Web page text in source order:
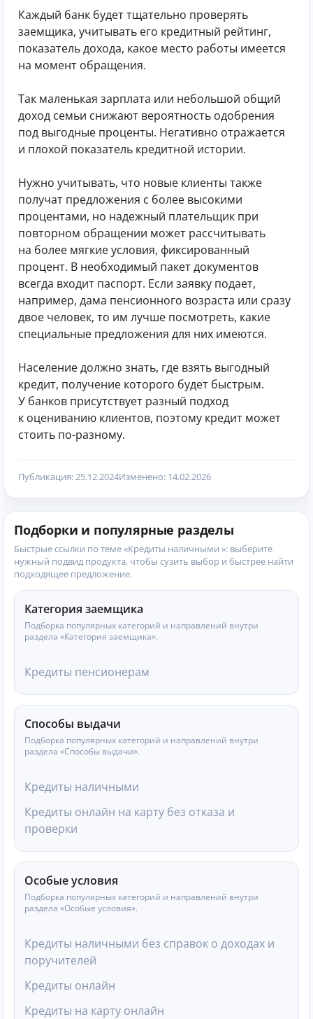
Каждый банк будет тщательно проверять
заемщика, учитывать его кредитный рейтинг,
показатель дохода, какое место работы имеется
на момент обращения.
Так маленькая зарплата или небольшой общий
доход семьи снижают вероятность одобрения
под выгодные проценты. Негативно отражается
и плохой показатель кредитной истории.
Нужно учитывать, что новые клиенты также
получат предложения с более высокими
процентами, но надежный плательщик при
повторном обращении может рассчитывать
на более мягкие условия, фиксированный
процент. В необходимый пакет документов
всегда входит паспорт. Если заявку подает,
например, дама пенсионного возраста или сразу
двое человек, то им лучше посмотреть, какие
специальные предложения для них имеются.
Население должно знать, где взять выгодный
кредит, получение которого будет быстрым.
У банков присутствует разный подход
к оцениванию клиентов, поэтому кредит может
стоить по-разному.
Публикация: 25.12.2024Изменено: 14.02.2026
Подборки и популярные разделы
Быстрые ссылки по теме «Кредиты наличными »: выберите
нужный подвид продукта, чтобы сузить выбор и быстрее найти
подходящее предложение.
Категория заемщика
Подборка популярных категорий и направлений внутри
раздела «Категория заемщика».
Кредиты пенсионерам
Способы выдачи
Подборка популярных категорий и направлений внутри
раздела «Способы выдачи».
Кредиты наличными
Кредиты онлайн на карту без отказа и
проверки
Особые условия
Подборка популярных категорий и направлений внутри
раздела «Особые условия».
Кредиты наличными без справок о доходах и
поручителей
Кредиты онлайн
Кредиты на карту онлайн